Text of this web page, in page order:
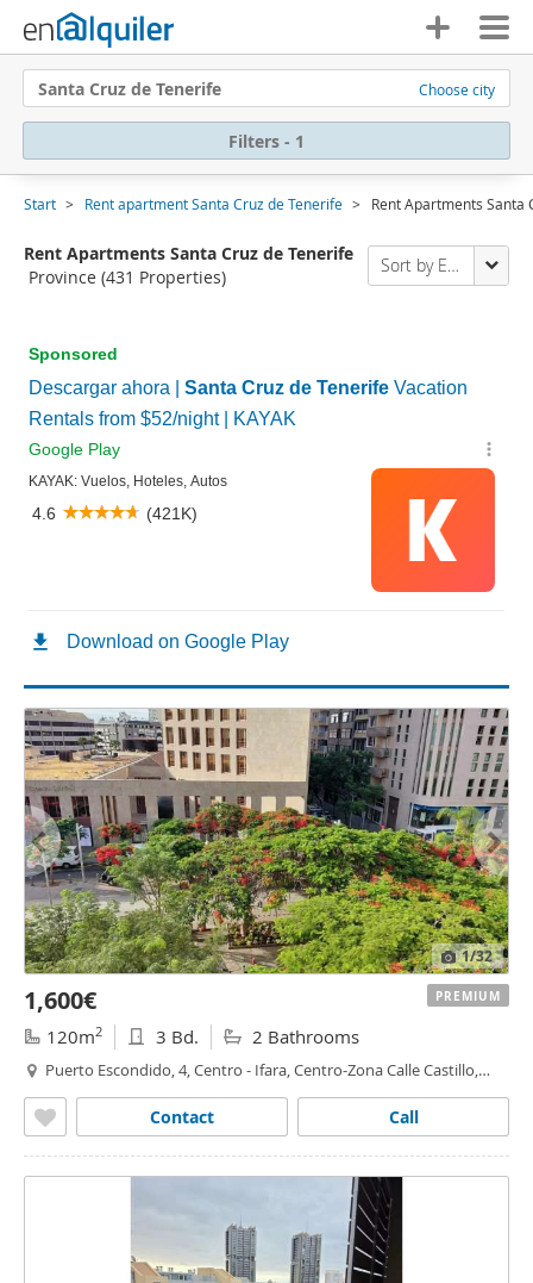
Santa Cruz de Tenerife Choose city
Filters - 1
Start Rent apartment Santa Cruz de Tenerife Rent Apartments Santa
Rent Apartments Santa Cruz de Tenerife
Province (431 Properties)
Sort by Enalquiler
1/32
1,600€
120m2 3 Bd. 2 Bathrooms
Puerto Escondido, 4, Centro - Ifara, Centro-Zona Calle Castillo,
Call
Contact
PREMIUM